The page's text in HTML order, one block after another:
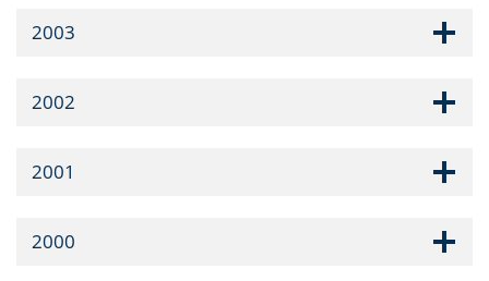
2003
2002
2001
2000